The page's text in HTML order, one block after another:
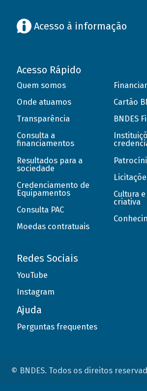
Acesso à informação
Acesso Rápido
Quem somos
Onde atuamos
Transparência
Consulta a
financiamentos
Resultados para a
sociedade
Credenciamento de
Equipamentos
Consulta PAC
Moedas contratuais
Cartão
BNDES
Cultura
criativa
Redes Sociais
YouTube
Instagram
Ajuda
Perguntas frequentes
© BNDES. Todos os direitos